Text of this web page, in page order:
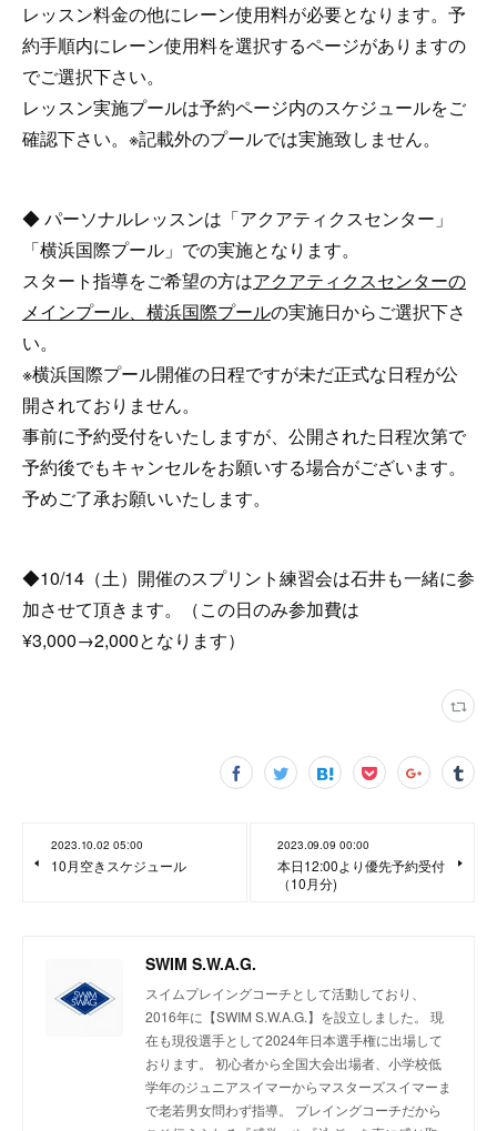
レッスン料金の他にレーン使用料が必要となります。予
約手順内にレーン使用料を選択するページがありますの
でご選択下さい。
レッスン実施プールは予約ページ内のスケジュールをご
確認下さい。※記載外のプールでは実施致しません。
◆ パーソナルレッスンは「アクアティクスセンター」
「横浜国際プール」での実施となります。
スタート指導をご希望の方はアクアティクスセンターの
メインプール、横浜国際プールの実施日からご選択下さ
い。
※横浜国際プール開催の日程ですが未だ正式な日程が公
開されておりません。
事前に予約受付をいたしますが、公開された日程次第で
予約後でもキャンセルをお願いする場合がございます。
予めご了承お願いいたします。
◆10/14（土）開催のスプリント練習会は石井も一緒に参
加させて頂きます。（この日のみ参加費は
¥3,000→2,000となります）
2023.10.02 05:00
10月空きスケジュール
2023.09.09 00:00
本日12:00より優先予約受付
（10月分)
SWIM S.W.A.G.
スイムプレイングコーチとして活動しており、
2016年に【SWIM S.W.A.G.】を設立しました。 現
在も現役選手として2024年日本選手権に出場して
おります。 初心者から全国大会出場者、小学校低
学年のジュニアスイマーからマスターズスイマーま
で老若男女問わず指導。 プレイングコーチだから